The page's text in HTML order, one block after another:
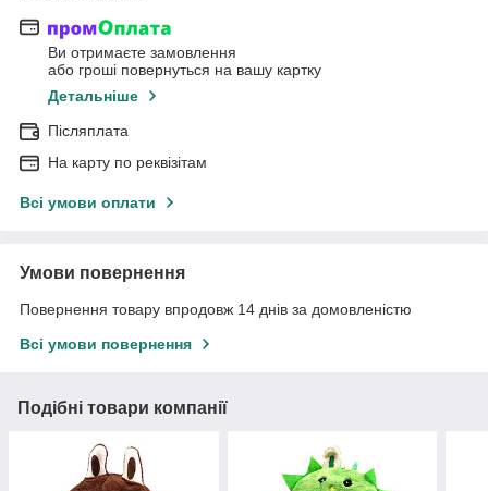
Ви отримаєте замовлення
або гроші повернуться на вашу картку
Детальніше
Післяплата
На карту по реквізітам
Всі умови оплати
Умови повернення
Повернення товару впродовж 14 днів за домовленістю
Всі умови повернення
Подібні товари компанії